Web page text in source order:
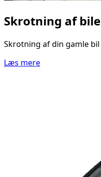
Skrotning af
Skrotning af din gamle
Læs mere